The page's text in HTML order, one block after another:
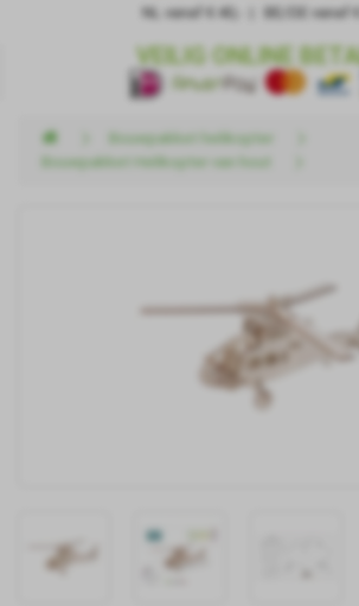
NL vanaf € 40,- | BE/DE vanaf €
VEILIG ONLINE
Bouwpakket helikopter
Bouwpakket Helikopter van hout